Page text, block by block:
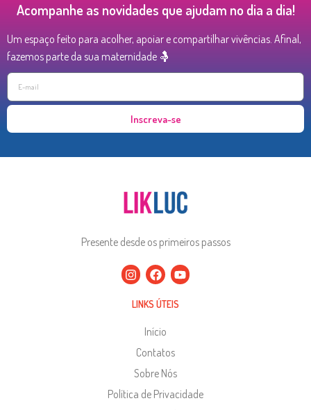
Acompanhe as novidades que ajudam no dia a dia!
Um espaço feito para acolher, apoiar e compartilhar vivências. Afinal,
fazemos parte da sua maternidade 🤱
Inscreva-se
Presente desde os primeiros passos
LINKS ÚTEIS
Início
Contatos
Sobre Nós
Política de Privacidade